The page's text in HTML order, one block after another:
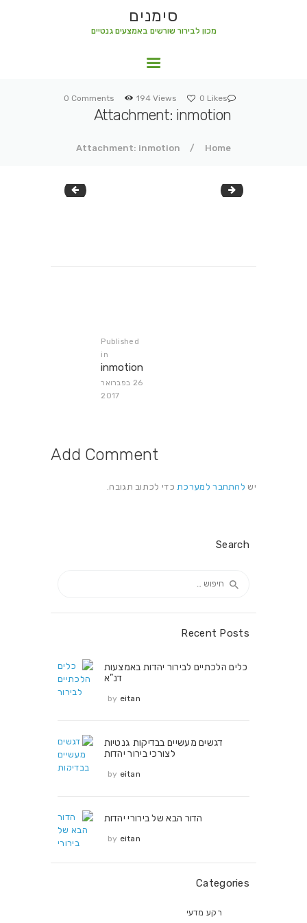
סימנים
מכון לבירור שורשים באמצעים גנטיים
0 Comments 194 Views 0 Likes
Attachment: inmotion
Home
Attachment: inmotion
מכון לבירור שורשים באמצעים גנטיים
cideoclipart4 mediatemple
Published
in
post:inmotion
26 בפברואר
2017
Add Comment
יש להתחבר למערכתכדי לכתוב תגובה.
Search
Recent Posts
כלים הלכתיים לבירור יהדות באמצעות
דנ”א
by eitan
דגשים מעשיים בבדיקות גנטיות
לצורכי בירור יהדות
by eitan
הדור הבא של בירורי יהדות
by eitan
Categories
רקע מדעי